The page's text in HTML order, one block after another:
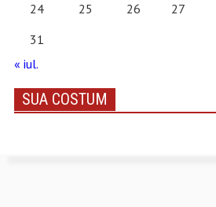
24
25 26 27
31
« iul.
SUA COSTUM